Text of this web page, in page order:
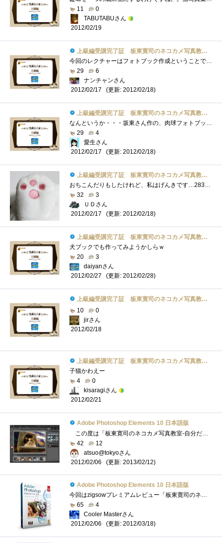
11
0
TABUTABUさん
2012/02/19
上級編受講完了証 板東寛司のネコカメ写真教室パート2
今回のレクチャーはフォトブック作成ということでためにはなったが､は長過ぎ(^^ゞ
29
6
ナンチャンさん
2012/02/17
(更新: 2012/02/18)
上級編受講完了証 板東寛司のネコカメ写真教室パート2
なんというか・・・坂東さん作の、肉球フォトブックが欲しい！
29
4
愛生さん
2012/02/17
(更新: 2012/02/18)
上級編受講完了証 板東寛司のネコカメ写真教室パート2
おちこんだりもしたけれど、私はげんきです…283個目。
32
3
ＵＤさん
2012/02/17
(更新: 2012/02/18)
上級編受講完了証 板東寛司のネコカメ写真教室パート2
犬ブックでも作ってみようかしらｗ
20
3
daiyanさん
2012/02/27
(更新: 2012/02/28)
上級編受講完了証 板東寛司のネコカメ写真教室パート2
10
0
jirさん
2012/02/18
上級編受講完了証 板東寛司のネコカメ写真教室パート2
子猫かわえー
4
0
kisaragiさん
2012/02/21
Adobe Photoshop Elements 10 日本語版
この度は「板東寛司のネコカメ写真教室-自分だけの写真集制作編」に選出いただきありがとうございます。 こちらでは、AdobePhotoshopElements10の�...
42
12
atsuo@tokyoさん
2012/02/06
(更新: 2013/02/12)
Adobe Photoshop Elements 10 日本語版
今回はzigsowプレミアムレビュー「板東寛司のネコカメ写真教室-自分だけの写真集制作編」のレビュアーに選出して頂き、マウスコンピューター「M...
65
4
Cooler Masterさん
2012/02/06
(更新: 2012/03/18)